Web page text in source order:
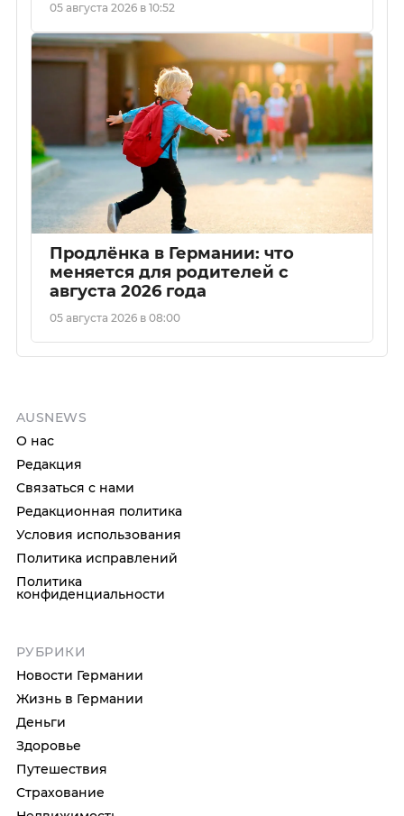
05 августа 2026 в 10:52
Продлёнка в Германии: что
меняется для родителей с
августа 2026 года
05 августа 2026 в 08:00
AUSNEWS
О нас
Редакция
Связаться с нами
Редакционная политика
Условия использования
Политика исправлений
Политика
конфиденциальности
РУБРИКИ
Новости Германии
Жизнь в Германии
Деньги
Здоровье
Путешествия
Страхование